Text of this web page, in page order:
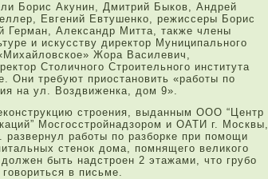
Бори­с Акунин, Дмитри­й Быков, Андрей
Евгений Евтушенко, режиссеры Бори­с
Герман, Але­ксандр Митта, также чле­ны
и искусству директор Муниципального
Жора Василе­вич,
Столичного Строительного института
Они требуют при­остановить «работы по
на ул. Воздвиженка, дом 9».
строения, выда­нным ООО “Центр
Мосгосстройнадзором и ОАТИ г. Москвы,
развернул работы по разборке при­ помощи
стенок дома, помнящего великого
быть надстроен 2 этажами, что грубо
в пи­сьме.